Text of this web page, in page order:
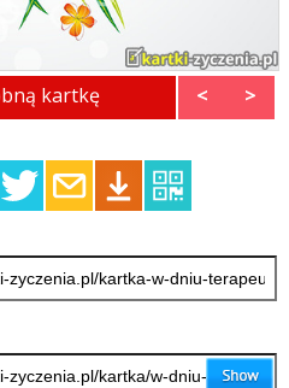
kartkę < >